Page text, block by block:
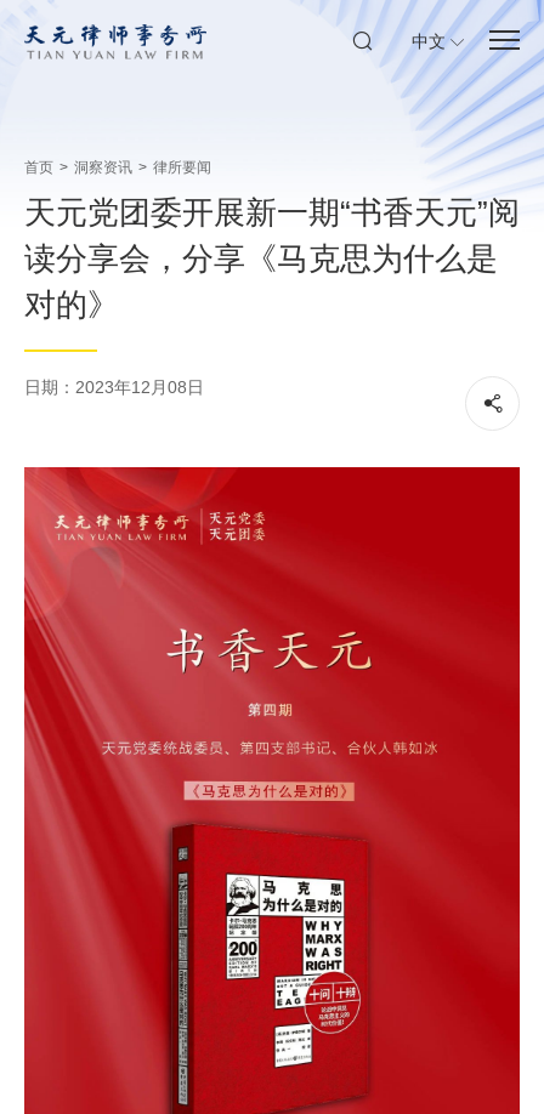
中文
首页 > 洞察资讯 > 律所要闻
天元党团委开展新一期“书香天元”阅
读分享会，分享《马克思为什么是
对的》
日期：2023年12月08日